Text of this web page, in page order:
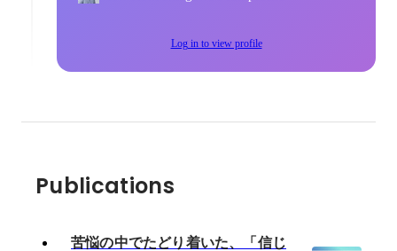
Log in to view profile
Publications
苦悩の中でたどり着いた、「信じ